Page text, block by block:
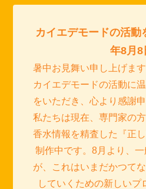
カイエデモードの活動
年8月8
暑中お見舞い申し上げま
カイエデモードの活動に
をいただき、心より感謝
私たちは現在、専門家の
香水情報を精査した『正
制作中です。8月より、
が、これはいまだかつて
していくための新しいプ